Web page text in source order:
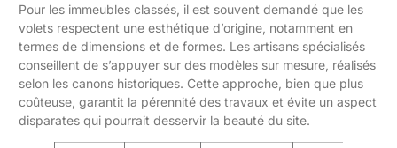
Pour les immeubles classés, il est souvent demandé que les
volets respectent une esthétique d’origine, notamment en
termes de dimensions et de formes. Les artisans spécialisés
conseillent de s’appuyer sur des modèles sur mesure, réalisés
selon les canons historiques. Cette approche, bien que plus
coûteuse, garantit la pérennité des travaux et évite un aspect
disparates qui pourrait desservir la beauté du site.